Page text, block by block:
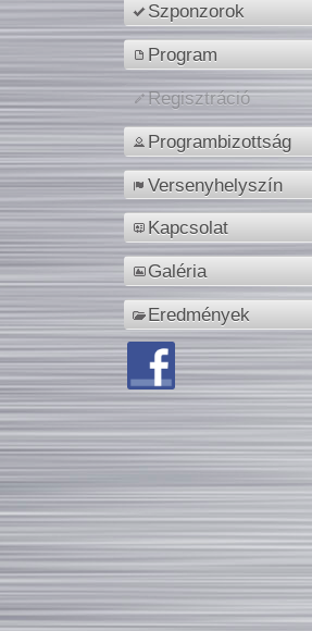
Szponzorok
Program
Regisztráció
Programbizottság
Versenyhelyszín
Kapcsolat
Galéria
Eredmények